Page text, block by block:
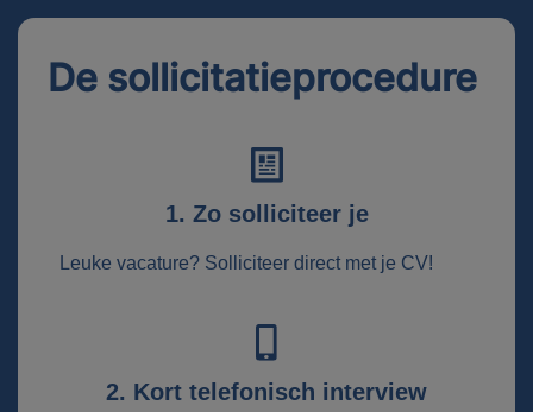
De sollicitatieprocedure
1. Zo solliciteer je
Leuke vacature? Solliciteer direct met je CV!
2. Kort telefonisch interview